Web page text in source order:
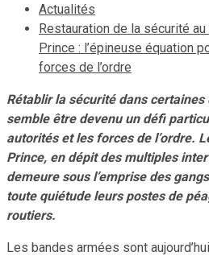
Actualités
Restauration de la sécurité
Prince : l’épineuse équation
forces de l’ordre
Rétablir la sécurité dans
semble être devenu un défi
autorités et les forces de l’ordre.
Prince, en dépit des multiples
demeure sous l’emprise des
toute quiétude leurs postes de
routiers.
Les bandes armées sont